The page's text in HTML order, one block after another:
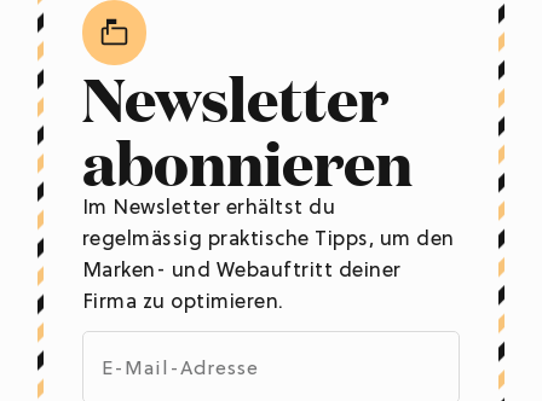
Newsletter
abonnieren
Im Newsletter erhältst du
regelmässig praktische Tipps, um den
Marken- und Webauftritt deiner
Firma zu optimieren.